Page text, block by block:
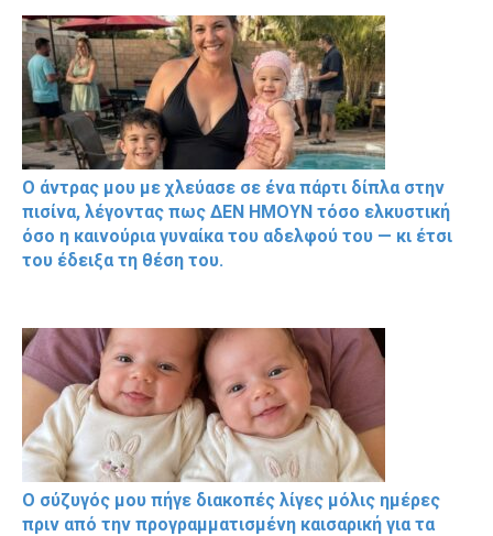
Ο άντρας μου με χλεύασε σε ένα πάρτι δίπλα στην
πισίνα, λέγοντας πως ΔΕΝ ΗΜΟΥΝ τόσο ελκυστική
όσο η καινούρια γυναίκα του αδελφού του — κι έτσι
του έδειξα τη θέση του.
Ο σύζυγός μου πήγε διακοπές λίγες μόλις ημέρες
πριν από την προγραμματισμένη καισαρική για τα